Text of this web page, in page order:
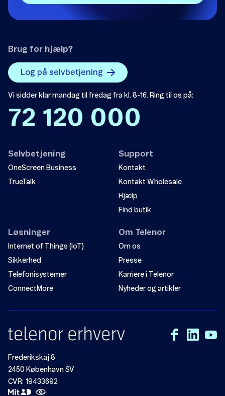
Brug for hjælp?
Log på selvbetjening
Vi sidder klar mandag til fredag fra kl. 8-16. Ring til os på:
72 120 000
Selvbetjening
OneScreen Business
TrueTalk
Support
Kontakt
Kontakt Wholesale
Hjælp
Find butik
Løsninger
Internet of Things (IoT)
Sikkerhed
Telefonisystemer
ConnectMore
Om Telenor
Om os
Presse
Karriere i Telenor
Nyheder og artikler
Frederikskaj 8
2450 København SV
CVR: 19433692